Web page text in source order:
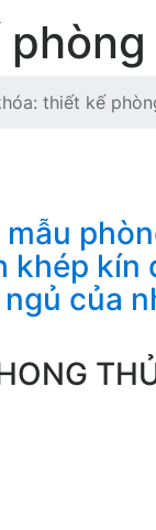
thiết kế
khép kín
của